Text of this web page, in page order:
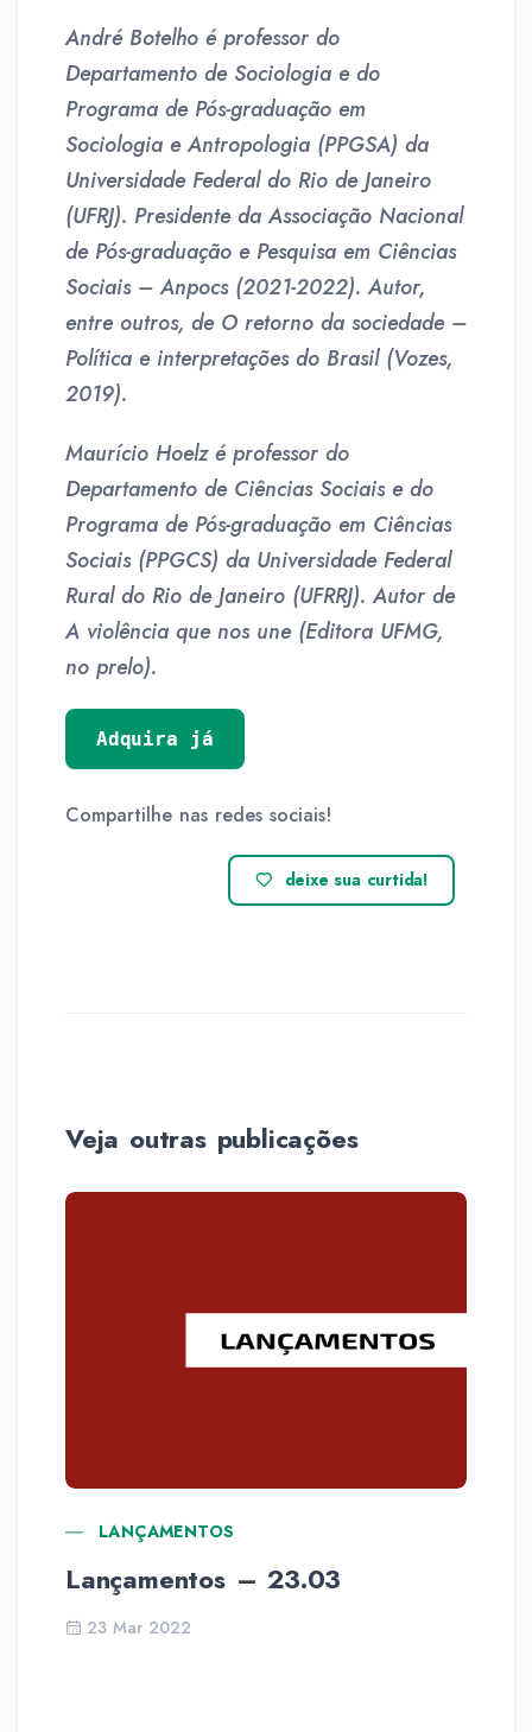
André Botelho é professor do
Departamento de Sociologia e do
Programa de Pós-graduação em
Sociologia e Antropologia (PPGSA) da
Universidade Federal do Rio de Janeiro
(UFRJ). Presidente da Associação Nacional
de Pós-graduação e Pesquisa em Ciências
Sociais – Anpocs (2021-2022). Autor,
entre outros, de O retorno da sociedade –
Política e interpretações do Brasil (Vozes,
2019).
Maurício Hoelz é professor do
Departamento de Ciências Sociais e do
Programa de Pós-graduação em Ciências
Sociais (PPGCS) da Universidade Federal
Rural do Rio de Janeiro (UFRRJ). Autor de
A violência que nos une (Editora UFMG,
no prelo).
Adquira já
Compartilhe nas redes sociais!
deixe sua curtida!
Veja outras publicações
LANÇAMENTOS
Lançamentos – 23.03
23 Mar 2022